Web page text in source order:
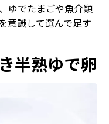
ゆでたまごや魚介類
意識して選んで足す
半熟ゆで卵